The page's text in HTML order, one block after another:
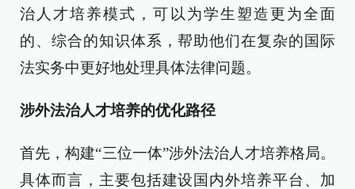
治人才培养模式，可以为学生塑造更为全面
的、综合的知识体系，帮助他们在复杂的国际
法实务中更好地处理具体法律问题。
涉外法治人才培养的优化路径
首先，构建“三位一体”涉外法治人才培养格局。
具体而言，主要包括建设国内外培养平台、加